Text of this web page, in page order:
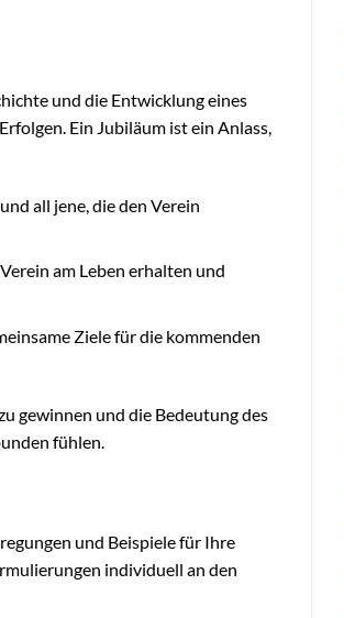
und die Entwicklung eines
Ein Jubiläum ist ein Anlass,
all jene, die den Verein
am Leben erhalten und
Ziele für die kommenden
gewinnen und die Bedeutung des
fühlen.
und Beispiele für Ihre
individuell an den